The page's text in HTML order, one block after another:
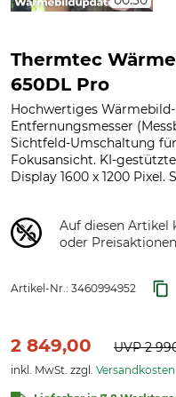
Thermtec
650DL Pro
Hochwertiges
Entfernungsmesser
Sichtfeld-Umschaltung
Fokusansicht. KI-
Display 1600 x 1200 Pixel.
Auf diesen Artikel
oder
Artikel-Nr.: 3460994952
2 849,00 UVP2
inkl. MwSt. zzgl. Versandkosten